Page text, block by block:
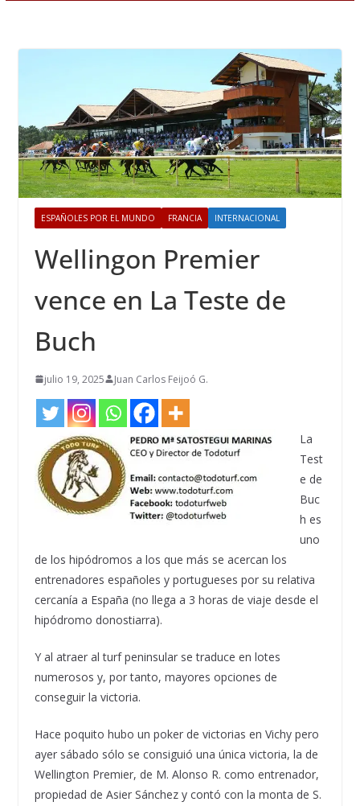
ESPAÑOLES POR EL MUNDO FRANCIA INTERNACIONAL
Wellingon Premier
vence en La Teste de
Buch
julio 19, 2025 Juan Carlos Feijoó G.
La
Test
e de
Buc
h es
uno
de los hipódromos a los que más se acercan los
entrenadores españoles y portugueses por su relativa
cercanía a España (no llega a 3 horas de viaje desde el
hipódromo donostiarra).
Y al atraer al turf peninsular se traduce en lotes
numerosos y, por tanto, mayores opciones de
conseguir la victoria.
Hace poquito hubo un poker de victorias en Vichy pero
ayer sábado sólo se consiguió una única victoria, la de
Wellington Premier, de M. Alonso R. como entrenador,
propiedad de Asier Sánchez y contó con la monta de S.